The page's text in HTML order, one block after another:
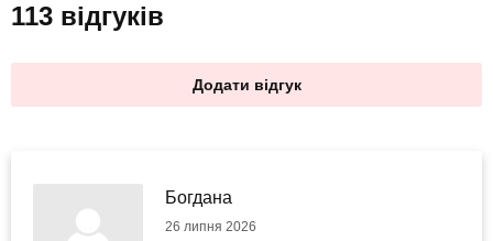
113 відгуків
Додати відгук
Богдана
26 липня 2026